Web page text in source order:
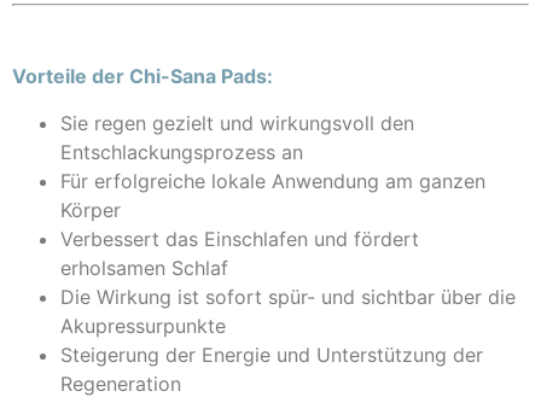
Vorteile der Chi-Sana Pads:
Sie regen gezielt und wirkungsvoll den
Entschlackungsprozess an
Für erfolgreiche lokale Anwendung am ganzen
Körper
Verbessert das Einschlafen und fördert
erholsamen Schlaf
Die Wirkung ist sofort spür- und sichtbar über die
Akupressurpunkte
Steigerung der Energie und Unterstützung der
Regeneration